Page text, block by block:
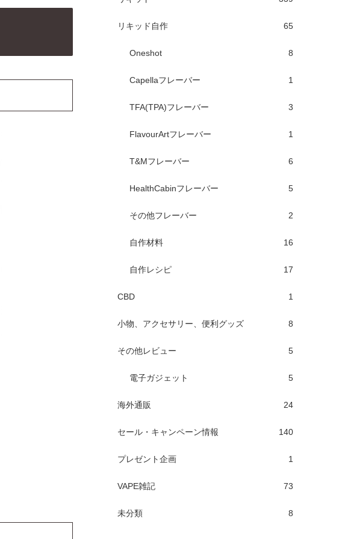
リキッド自作 65
Oneshot 8
Capellaフレーバー 1
TFA(TPA)フレーバー 3
FlavourArtフレーバー 1
T&Mフレーバー 6
HealthCabinフレーバー 5
その他フレーバー 2
自作材料 16
自作レシピ 17
CBD 1
小物、アクセサリー、便利グッズ 8
その他レビュー 5
電子ガジェット 5
海外通販 24
セール・キャンペーン情報 140
プレゼント企画 1
VAPE雑記 73
未分類 8